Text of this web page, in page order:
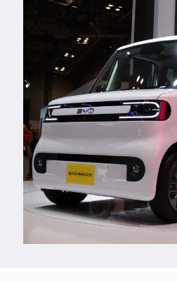
Feature
Series